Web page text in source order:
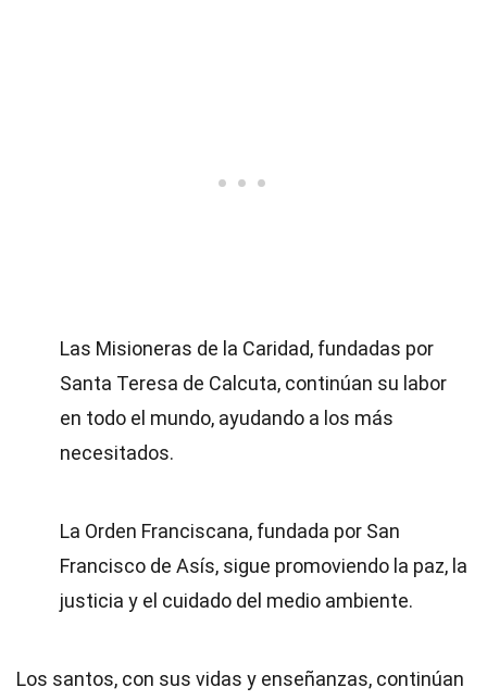
Las Misioneras de la Caridad, fundadas por
Santa Teresa de Calcuta, continúan su labor
en todo el mundo, ayudando a los más
necesitados.
La Orden Franciscana, fundada por San
Francisco de Asís, sigue promoviendo la paz, la
justicia y el cuidado del medio ambiente.
Los santos, con sus vidas y enseñanzas, continúan